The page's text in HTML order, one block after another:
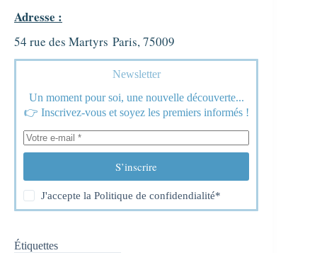
Adresse :
54 rue des Martyrs Paris, 75009
Newsletter
Un moment pour soi, une nouvelle découverte...
👉 Inscrivez-vous et soyez les premiers informés !
S’inscrire
J'accepte laPolitique de confidendialité*
Étiquettes